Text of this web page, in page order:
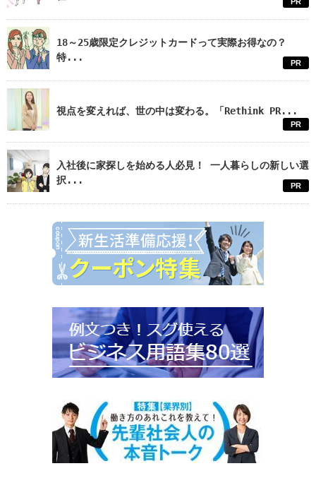
18～25歳限定クレジットカードって実際お得なの？
特...
PR
視点を変えれば、世の中は変わる。「Rethink PR...
PR
入社後に家探しを始める人必見！ 一人暮らしの新しい選
択...
PR